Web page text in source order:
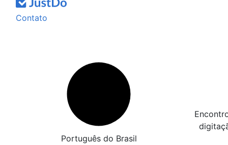
Contato
Português do Brasil